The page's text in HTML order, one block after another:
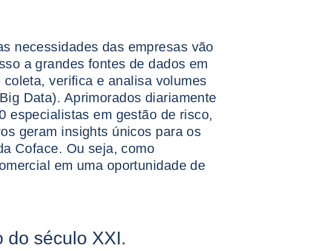
necessidades das empresas vão
a grandes fontes de dados em
verifica e analisa volumes
Data). Aprimorados diariamente
especialistas em gestão de risco,
geram insights únicos para os
Coface. Ou seja, como
em uma oportunidade de
do século XXI.